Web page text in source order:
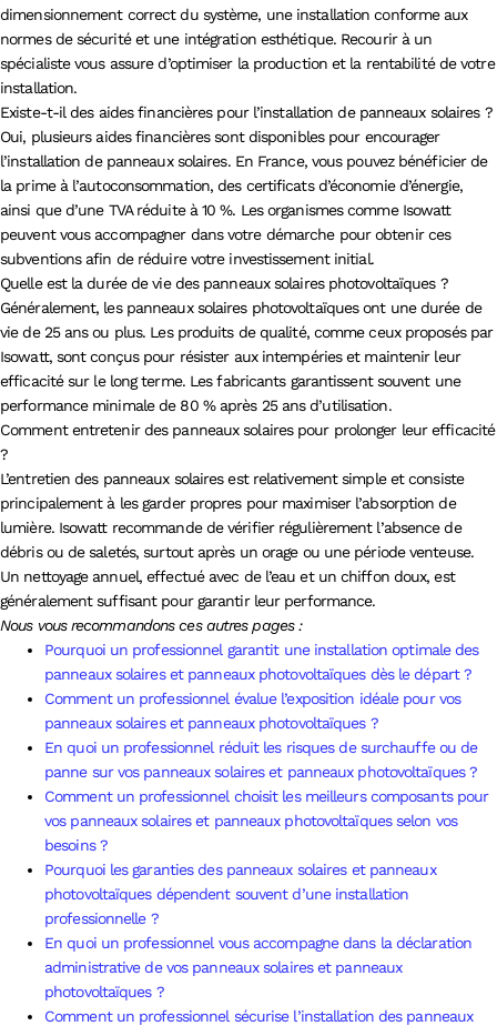
dimensionnement correct du système, une installation conforme aux
normes de sécurité et une intégration esthétique. Recourir à un
spécialiste vous assure d’optimiser la production et la rentabilité de votre
installation.
Existe-t-il des aides financières pour l’installation de panneaux solaires ?
Oui, plusieurs aides financières sont disponibles pour encourager
l’installation de panneaux solaires. En France, vous pouvez bénéficier de
la prime à l’autoconsommation, des certificats d’économie d’énergie,
ainsi que d’une TVA réduite à 10 %. Les organismes comme Isowatt
peuvent vous accompagner dans votre démarche pour obtenir ces
subventions afin de réduire votre investissement initial.
Quelle est la durée de vie des panneaux solaires photovoltaïques ?
Généralement, les panneaux solaires photovoltaïques ont une durée de
vie de 25 ans ou plus. Les produits de qualité, comme ceux proposés par
Isowatt, sont conçus pour résister aux intempéries et maintenir leur
efficacité sur le long terme. Les fabricants garantissent souvent une
performance minimale de 80 % après 25 ans d’utilisation.
Comment entretenir des panneaux solaires pour prolonger leur efficacité
?
L’entretien des panneaux solaires est relativement simple et consiste
principalement à les garder propres pour maximiser l’absorption de
lumière. Isowatt recommande de vérifier régulièrement l’absence de
débris ou de saletés, surtout après un orage ou une période venteuse.
Un nettoyage annuel, effectué avec de l’eau et un chiffon doux, est
généralement suffisant pour garantir leur performance.
Nous vous recommandons ces autres pages :
Pourquoi un professionnel garantit une installation optimale des
panneaux solaires et panneaux photovoltaïques dès le départ ?
Comment un professionnel évalue l’exposition idéale pour vos
panneaux solaires et panneaux photovoltaïques ?
En quoi un professionnel réduit les risques de surchauffe ou de
panne sur vos panneaux solaires et panneaux photovoltaïques ?
Comment un professionnel choisit les meilleurs composants pour
vos panneaux solaires et panneaux photovoltaïques selon vos
besoins ?
Pourquoi les garanties des panneaux solaires et panneaux
photovoltaïques dépendent souvent d’une installation
professionnelle ?
En quoi un professionnel vous accompagne dans la déclaration
administrative de vos panneaux solaires et panneaux
photovoltaïques ?
Comment un professionnel sécurise l’installation des panneaux